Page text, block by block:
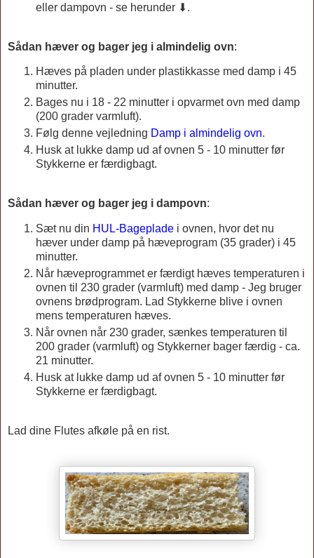
eller dampovn - se herunder ⬇.
Sådan hæver og bager jeg i almindelig ovn:
Hæves på pladen under plastikkasse med damp i 45
minutter.
Bages nu i 18 - 22 minutter i opvarmet ovn med damp
(200 grader varmluft).
Følg denne vejledning Damp i almindelig ovn.
Husk at lukke damp ud af ovnen 5 - 10 minutter før
Stykkerne er færdigbagt.
Sådan hæver og bager jeg i dampovn:
Sæt nu din HUL-Bageplade i ovnen, hvor det nu
hæver under damp på hæveprogram (35 grader) i 45
minutter.
Når hæveprogrammet er færdigt hæves temperaturen i
ovnen til 230 grader (varmluft) med damp - Jeg bruger
ovnens brødprogram. Lad Stykkerne blive i ovnen
mens temperaturen hæves.
Når ovnen når 230 grader, sænkes temperaturen til
200 grader (varmluft) og Stykkerner bager færdig - ca.
21 minutter.
Husk at lukke damp ud af ovnen 5 - 10 minutter før
Stykkerne er færdigbagt.
Lad dine Flutes afkøle på en rist.